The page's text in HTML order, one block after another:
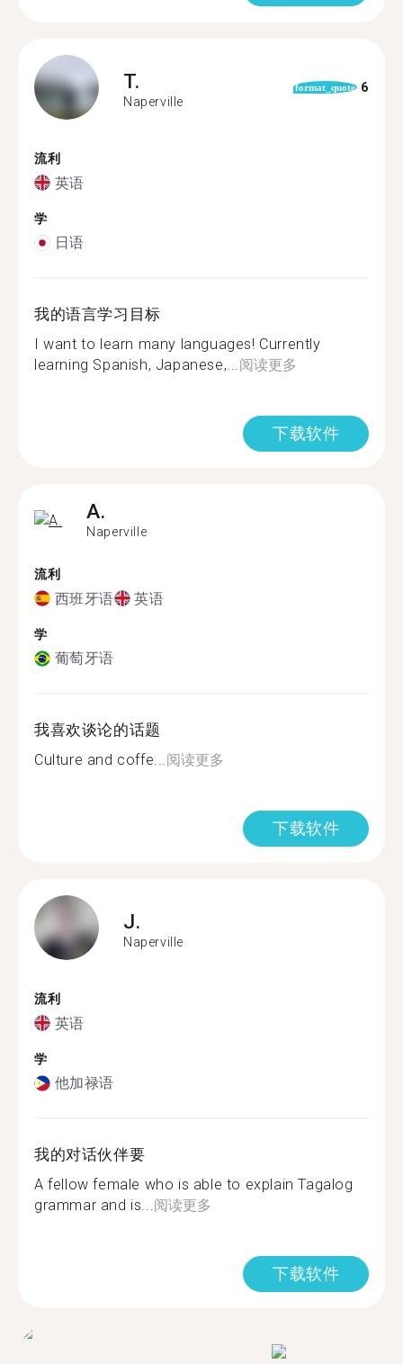
T.
Naperville
format_quote 6
流利
英语
学
日语
我的语言学习目标
I want to learn many languages! Currently
learning Spanish, Japanese,...阅读更多
下载软件
A.
Naperville
流利
西班牙语 英语
学
葡萄牙语
我喜欢谈论的话题
Culture and coffe...阅读更多
下载软件
J.
Naperville
流利
英语
学
他加禄语
我的对话伙伴要
A fellow female who is able to explain Tagalog
grammar and is...阅读更多
下载软件